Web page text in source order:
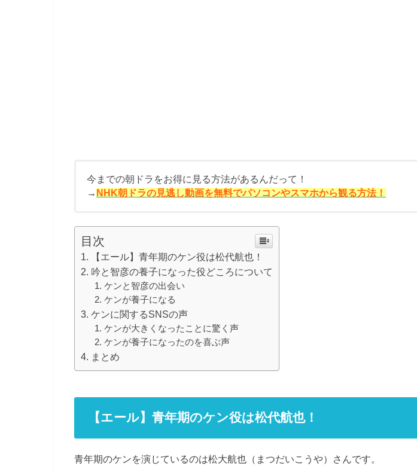
今までの朝ドラをお得に見る方法があるんだって！
→ NHK朝ドラの見逃し動画を無料でパソコンやスマホから観る方法！
目次
【エール】青年期のケン役は松代航也！
吟と智彦の養子になった役どころについて
ケンと智彦の出会い
ケンが養子になる
ケンに関するSNSの声
ケンが大きくなったことに驚く声
ケンが養子になったのを喜ぶ声
まとめ
【エール】青年期のケン役は松代航也！
青年期のケンを演じているのは松大航也（まつだいこうや）さんです。